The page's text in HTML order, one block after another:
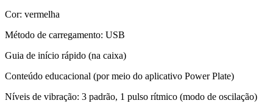
Cor: vermelha
Método de carregamento: USB
Guia de início rápido (na caixa)
Conteúdo educacional (por meio do aplicativo Power Plate)
Níveis de vibração: 3 padrão, 1 pulso rítmico (modo de oscilação)